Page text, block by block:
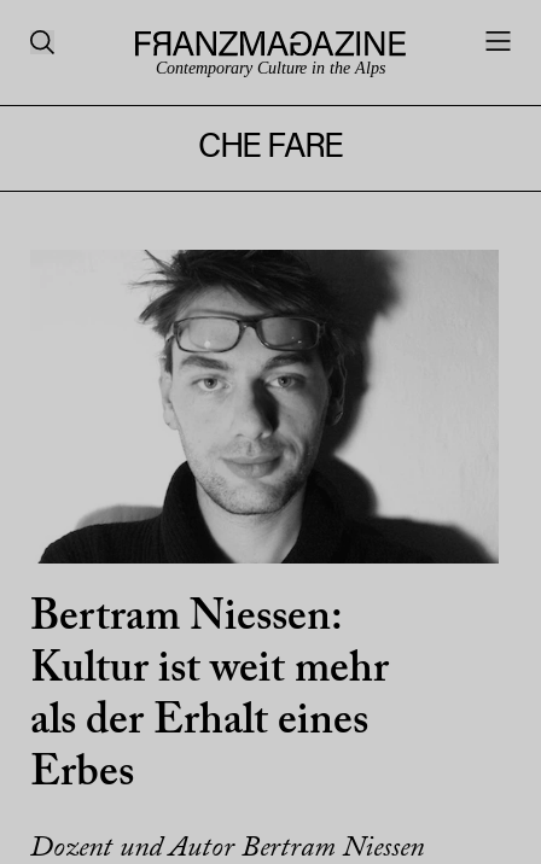
Contemporary Culture in the Alps
CHE FARE
Bertram Niessen:
Kultur ist weit mehr
als der Erhalt eines
Erbes
Dozent und Autor Bertram Niessen